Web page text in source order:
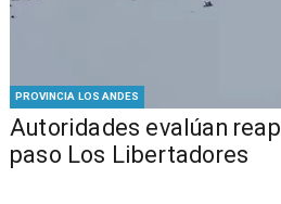
PROVINCIA LOS ANDES
​​Autoridades evalúan
paso Los Libertadores